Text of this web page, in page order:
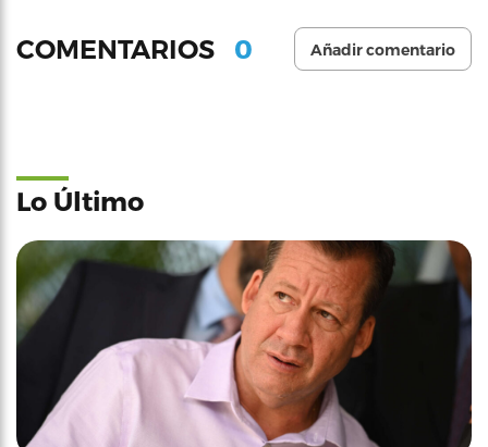
COMENTARIOS 0 Añadir comentario
Lo Último